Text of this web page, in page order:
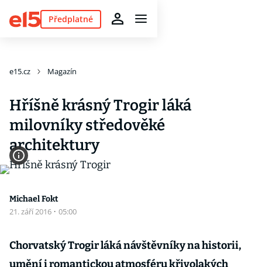
Předplatné
e15.cz Magazín
Hříšně krásný Trogir láká
milovníky středověké
architektury
Michael Fokt
21. září 2016 · 05:00
Chorvatský Trogir láká návštěvníky na historii,
umění i romantickou atmosféru křivolakých